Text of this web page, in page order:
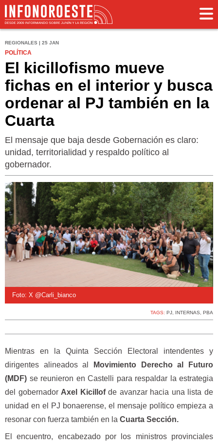
REGIONALES | 25 JAN
POLÍTICA
El kicillofismo mueve
fichas en el interior y busca
ordenar al PJ también en la
Cuarta
El mensaje que baja desde Gobernación es claro:
unidad, territorialidad y respaldo político al
gobernador.
Foto: X @Carli_bianco
TAGS: PJ, INTERNAS, PBA
Mientras en la Quinta Sección Electoral intendentes y
dirigentes alineados al
Movimiento Derecho al Futuro
(MDF) se reunieron en Castelli para respaldar la estrategia
del gobernador Axel Kicillofde avanzar hacia una lista de
unidad en el PJ bonaerense, el mensaje político empieza a
resonar con fuerza también en la Cuarta Sección.
El encuentro, encabezado por los ministros provinciales